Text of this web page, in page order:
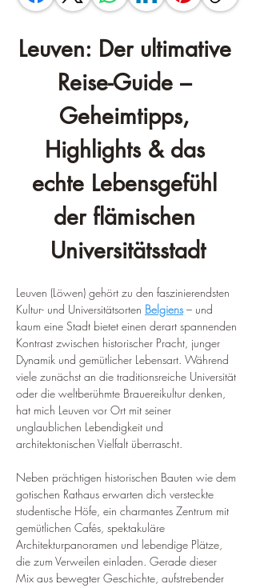
Leuven: Der ultimative
Reise-Guide –
Geheimtipps,
Highlights & das
echte Lebensgefühl
der flämischen
Universitätsstadt
Leuven (Löwen) gehört zu den faszinierendsten
Kultur- und Universitätsorten Belgiens – und
kaum eine Stadt bietet einen derart spannenden
Kontrast zwischen historischer Pracht, junger
Dynamik und gemütlicher Lebensart. Während
viele zunächst an die traditionsreiche Universität
oder die weltberühmte Brauereikultur denken,
hat mich Leuven vor Ort mit seiner
unglaublichen Lebendigkeit und
architektonischen Vielfalt überrascht.
Neben prächtigen historischen Bauten wie dem
gotischen Rathaus erwarten dich versteckte
studentische Höfe, ein charmantes Zentrum mit
gemütlichen Cafés, spektakuläre
Architekturpanoramen und lebendige Plätze,
die zum Verweilen einladen. Gerade dieser
Mix aus bewegter Geschichte, aufstrebender